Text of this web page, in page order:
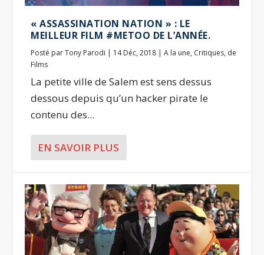
« ASSASSINATION NATION » : LE
MEILLEUR FILM #METOO DE L’ANNÉE.
Posté parTony Parodi | 14 Déc, 2018 |A la une, Critiques, de
Films
La petite ville de Salem est sens dessus
dessous depuis qu’un hacker pirate le
contenu des...
EN SAVOIR PLUS